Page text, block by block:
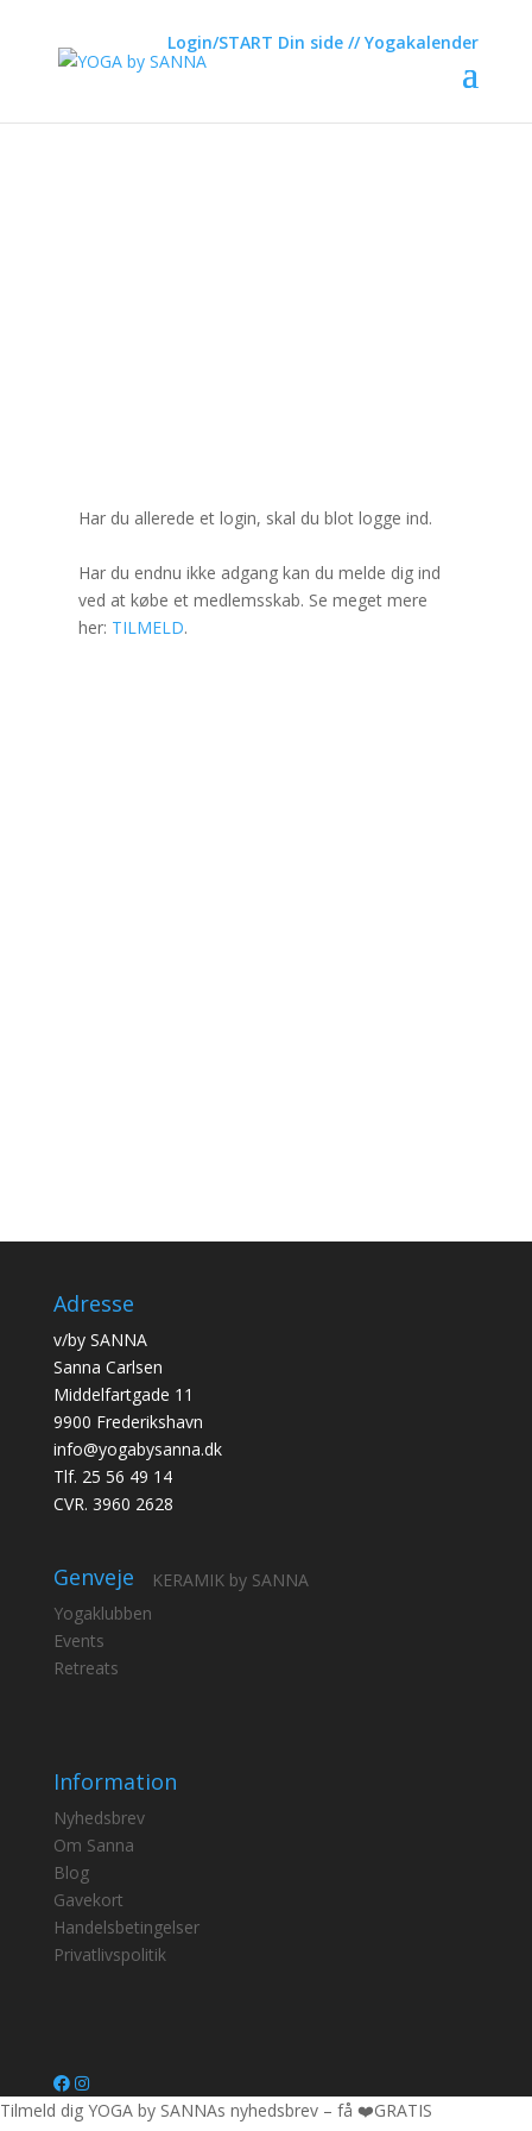
Login/START Din side// Yogakalender
Bridge Pose
Har du allerede et login, skal du blot logge ind.
Har du endnu ikke adgang kan du melde dig ind
ved at købe et medlemsskab. Se meget mere
her: TILMELD.
Adresse
v/by SANNA
Sanna Carlsen
Middelfartgade 11
9900 Frederikshavn
info@yogabysanna.dk
Tlf. 25 56 49 14
CVR. 3960 2628
Genveje
Yogaklubben
Events
Retreats
KERAMIK by SANNA
Information
Nyhedsbrev
Om Sanna
Blog
Gavekort
Handelsbetingelser
Privatlivspolitik
Tilmeld dig YOGA by SANNAs nyhedsbrev – få ❤️GRATIS